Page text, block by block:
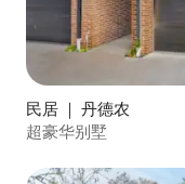
民居 ｜ 丹德农
超豪华别墅